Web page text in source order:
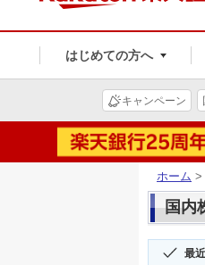
はじめての方へ
キャンペーン
ホーム >
国内
最